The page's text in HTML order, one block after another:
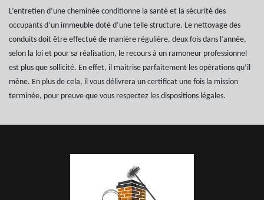
L’entretien d’une cheminée conditionne la santé et la sécurité des
occupants d’un immeuble doté d’une telle structure. Le nettoyage des
conduits doit être effectué de manière régulière, deux fois dans l’année,
selon la loi et pour sa réalisation, le recours à un ramoneur professionnel
est plus que sollicité. En effet, il maitrise parfaitement les opérations qu’il
mène. En plus de cela, il vous délivrera un certificat une fois la mission
terminée, pour preuve que vous respectez les dispositions légales.